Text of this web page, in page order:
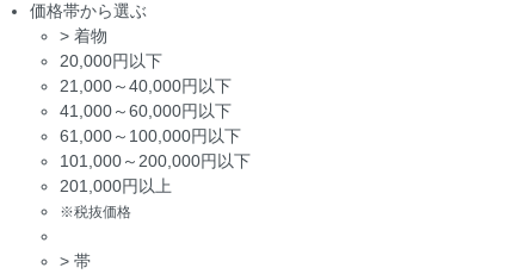
価格帯から選ぶ
> 着物
20,000円以下
21,000～40,000円以下
41,000～60,000円以下
61,000～100,000円以下
101,000～200,000円以下
201,000円以上
※税抜価格
> 帯